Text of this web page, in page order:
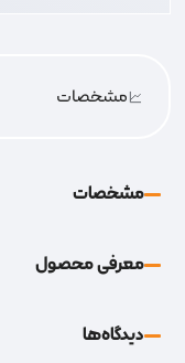
مشخصات
مشخصات
معرفی محصول
دیدگاه‌‌ها